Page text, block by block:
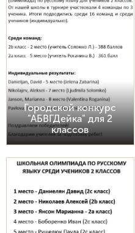
Городской конкурс
"АБВГДейка" для 2
классов